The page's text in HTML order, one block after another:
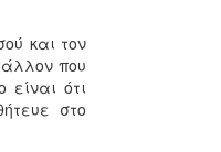
και τον
που
ότι
στο